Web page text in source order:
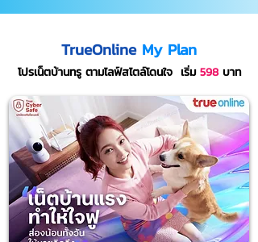
TrueOnline My Plan
โปรเน็ตบ้านทรู ตามไลฟ์สไตล์โดนใจ เริ่ม598บาท